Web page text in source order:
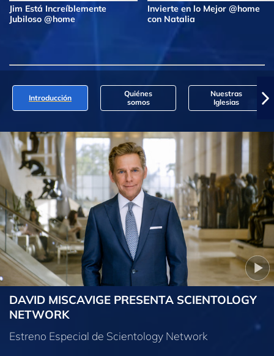
Jim Está Increíblemente
Jubiloso @home
Invierte en lo Mejor @home
con Natalia
Introducción
Quiénes
somos
Nuestras
Iglesias
DAVID MISCAVIGE PRESENTA SCIENTOLOGY
NETWORK
Estreno Especial de Scientology Network